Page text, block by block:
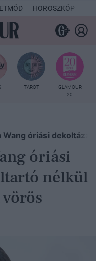
HOROSZKÓP
TAROT
GLAMOUR
20
Wang óriási
óriási
nélkül